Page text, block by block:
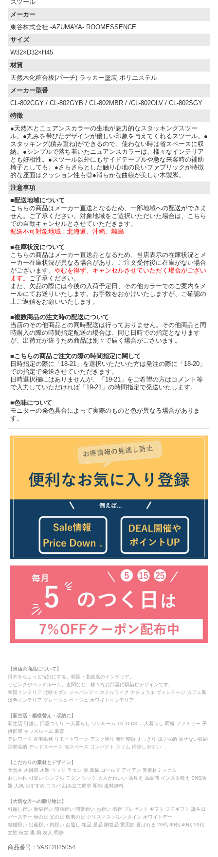
スツール
メーカー
東谷株式会社 -AZUMAYA- ROOMESSENCE
サイズ
W32×D32×H45
材質
天然木化粧合板(バーチ) ラッカー塗装 ポリエステル
メーカー型番
CL-802CGY / CL-802GYB / CL-802MBR / /CL-802OLV / CL-802SGY
特徴
●天然木とニュアンスカラーの生地が魅力的なスタッキングスツー
ル。●丸みを帯びたデザインが優しい印象を与えてくれるスツール。●
スタッキング(積み重ね)ができるので、使わない時は省スペースに収
納。●シンプルで落ち着いたニュアンスカラーは、様々なインテリア
とも好相性。●スツール以外にもサイドテーブルや急な来客時の補助
椅子としても。●さらさらとした触り心地の良いファブリックが特徴
的な座面はクッション性も◎●滑らかな曲線が美しい木製脚。
注意事項
■配送地域について
こちらの商品はメーカー直送となるため、一部地域への配送ができま
せん。ご了承ください。対象地域をご選択いただいた場合は、こちら
での自動キャンセルとさせていただきます。
配送不可対象地域：北海道、沖縄、離島
■在庫状況について
こちらの商品はメーカー直送品となるため、当店表示の在庫状況とメ
ーカー在庫状況が異なる場合があり、ご注文受付後に在庫がない場合
がございます。 やむを得ず、キャンセルさせていただく場合がござい
ます。 ご了承ください。
また、欠品の際には今後の入荷予定日、その他カラーでのご案内をメ
ールにてお送りいたします。お手数をおかけいたしますが、ご確認の
上ご返信をお願いいたします。
■複数商品の注文時の配送について
当店のその他商品との同時配送は行っておりません。その他商品と同
時購入の際の時間指定配送の場合は、同じ日時での指定となります
が、出荷元が違うため商品は別々で届く場合がごさいます。
■こちらの商品ご注文の際の時間指定に関して
日時指定の際に「18-21」を選択いただいた方は発注の際に「18-20」
での指定で発送させていただきます。
日時選択欄にはありませんが、「19-21」をご希望の方はコメント等
で入力していただければ「19-21」の時間指定で発送いたします。
■色味について
モニターの発色具合によって実際のものと色が異なる場合がありま
す。
【当店の商品について】
日常をちょっと特別にする、韓国・北欧風のインテリア。
リビングやベッドルーム、玄関など、様々なお部屋に馴染むデザインです。
韓国インテリア 北欧モダン ジャパンディ ホテルライク ナチュラル ヴィンテージ カフェ風
淡色インテリア グレージュ ベージュ ホワイトインテリア
【新生活・模様替え・収納に】
新生活 引越し 部屋づくり 一人暮らし ワンルーム 1K 1LDK 二人暮らし 同棲 ファミリー 子
供部屋 キッズルーム 書斎
テレワーク 在宅勤務 リモートワーク デスク周り 整理整頓 すっきり 隠す収納 見せない収納
隙間収納 デッドスペース 省スペース コンパクト スリム 掃除しやすい
【こだわりの素材とデザイン】
天然木 木目調 木製 ウッド ラタン 籐 真鍮 ゴールド アイアン 異素材ミックス
おしゃれ 可愛い シンプル モダン シック 大人かわいい 高見え 高級感 インスタ映え SNS話
題 人気 おすすめ コスパ 組み立て簡単 即納 送料無料
【大切な方への贈り物に】
引越し祝い 新築祝い 開店祝い 開業祝い お祝い 御祝 プレゼント ギフト プチギフト 誕生日
バースデー 母の日 父の日 敬老の日 クリスマス バレンタイン ホワイトデー
結婚祝い 出産祝い 内祝い お返し 粗品 景品 贈答品 実用的 喜ばれる 20代 30代 40代 50代
女性 彼女 妻 娘 友人 同僚
商品番号：VAST2025054